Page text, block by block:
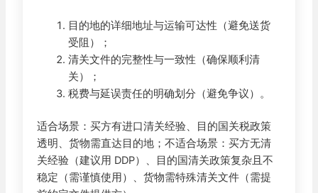
目的地的详细地址与运输可达性（避免送货
受阻）；
清关文件的完整性与一致性（确保顺利清
关）；
税费与延误责任的明确划分（避免争议）。
适合场景：买方有进口清关经验、目的国关税政策
透明、货物需直达目的地；不适合场景：买方无清
关经验（建议用 DDP）、目的国清关政策复杂且不
稳定（需谨慎使用）、货物需特殊清关文件（需提